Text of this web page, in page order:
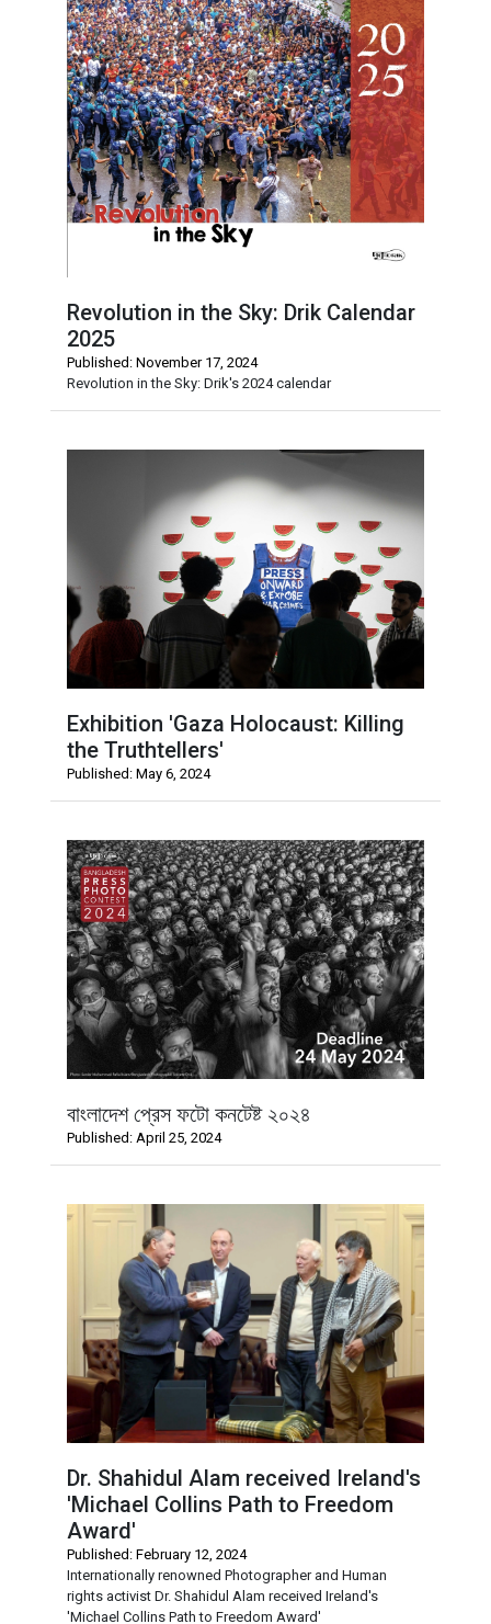
Revolution in the Sky: Drik Calendar
2025
Published: November 17, 2024
Revolution in the Sky: Drik's 2024 calendar
Exhibition 'Gaza Holocaust: Killing
the Truthtellers'
Published: May 6, 2024
বাংলাদেশ প্রেস ফটো কনটেষ্ট ২০২৪
Published: April 25, 2024
Dr. Shahidul Alam received Ireland's
'Michael Collins Path to Freedom
Award'
Published: February 12, 2024
Internationally renowned Photographer and Human
rights activist Dr. Shahidul Alam received Ireland's
'Michael Collins Path to Freedom Award'